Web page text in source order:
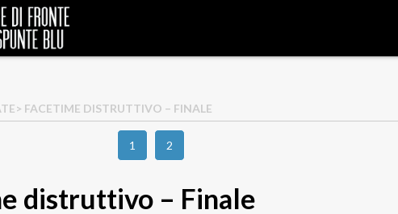
> FACETIME DISTRUTTIVO – FINALE
1 2
distruttivo – Finale